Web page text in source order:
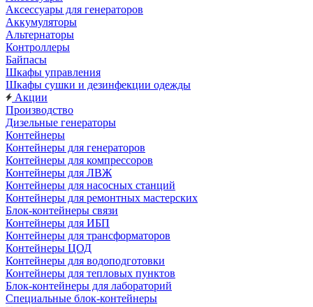
Аксессуары для генераторов
Аккумуляторы
Альтернаторы
Контроллеры
Байпасы
Шкафы управления
Шкафы сушки и дезинфекции одежды
Акции
Производство
Дизельные генераторы
Контейнеры
Контейнеры для генераторов
Контейнеры для компрессоров
Контейнеры для ЛВЖ
Контейнеры для насосных станций
Контейнеры для ремонтных мастерских
Блок-контейнеры связи
Контейнеры для ИБП
Контейнеры для трансформаторов
Контейнеры ЦОД
Контейнеры для водоподготовки
Контейнеры для тепловых пунктов
Блок-контейнеры для лабораторий
Специальные блок-контейнеры